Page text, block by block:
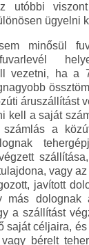
utóbbi
ügyelni
minősül
vezetni, ha a
áruszállítást
kell a saját
számlás a
vagy
javított
más dolognak
a szállítást
saját céljaira,
bérelt